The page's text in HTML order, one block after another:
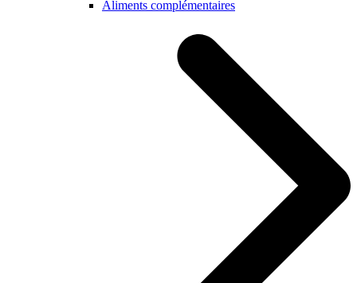
Aliments complémentaires